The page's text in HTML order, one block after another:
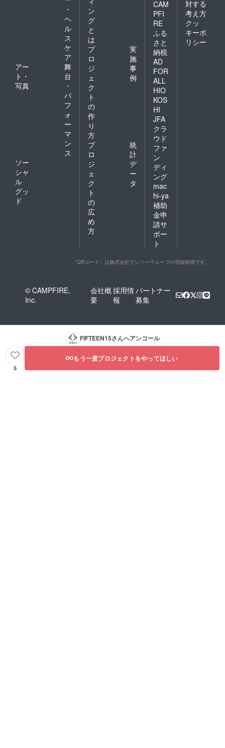
・
ヘ
ル
ス
ケ
ア
アー
ト・
写真
舞
台
・
パ
フ
ォ
ー
マ
ン
ス
ソー
シャ
ル
グッ
ド
ン
グ
と
は
プ
ロ
ジ
ェ
ク
ト
の
作
り
方
実
施
事
例
プ
ロ
ジ
ェ
ク
ト
の
広
め
方
統
計
デ
ー
タ
CAM
PFI
RE
ふる
さと
納税
AD
FOR
ALL
HIO
KOS
HI
JFA
クラ
ウド
ファ
ン
ディ
ング
mac
hi-ya
補助
金申
請サ
ポー
ト
対する
考え方
クッ
キーポ
リシー
「QRコード」は株式会社デンソーウェーブの登録商標です。
© CAMPFIRE,
Inc.
会社概
要
採用情
報
パートナー
募集
FIFTEEN15さんへアンコール
5
もう一度プロジェクトをやってほしい